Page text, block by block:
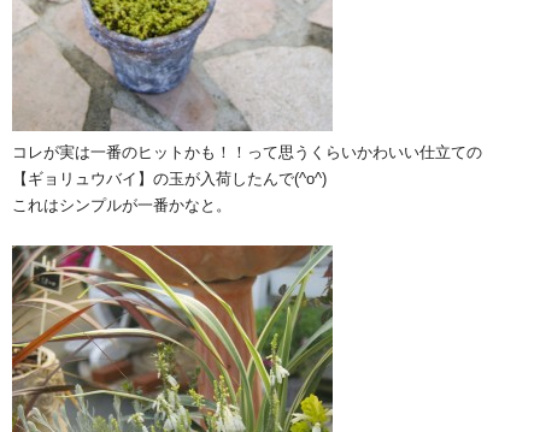
コレが実は一番のヒットかも！！って思うくらいかわいい仕立ての
【ギョリュウバイ】の玉が入荷したんで(^o^)
これはシンプルが一番かなと。